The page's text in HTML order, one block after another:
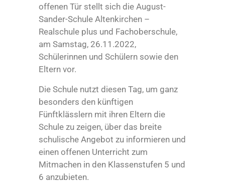
offenen Tür stellt sich die August-
Sander-Schule Altenkirchen –
Realschule plus und Fachoberschule,
am Samstag, 26.11.2022,
Schülerinnen und Schülern sowie den
Eltern vor.
Die Schule nutzt diesen Tag, um ganz
besonders den künftigen
Fünftklässlern mit ihren Eltern die
Schule zu zeigen, über das breite
schulische Angebot zu informieren und
einen offenen Unterricht zum
Mitmachen in den Klassenstufen 5 und
6 anzubieten.